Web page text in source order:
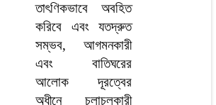
তাৎণিকভাবে অবহিত
করিবে এবং যতদ্রুত
সম্ভব, আগমনকারী
এবং বাতিঘরের
আলোক দূরত্বের
অধীনে চলাচলকারী